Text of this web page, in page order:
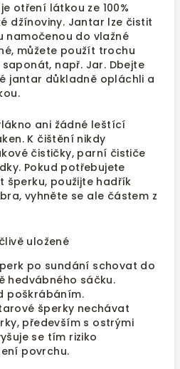
otření látkou ze 100%
džínoviny. Jantar lze čistit
namočenou do vlažné
můžete použít trochu
např. Jar. Dbejte
jantar důkladně opláchli a
ani žádné leštící
K čištění nikdy
čističky, parní čističe
Pokud potřebujete
použijte hadřík
vyhněte se ale částem z
uložené
po sundání schovat do
hedvábného sáčku.
poškrábáním.
šperky nechávat
především s ostrými
se tím riziko
povrchu.